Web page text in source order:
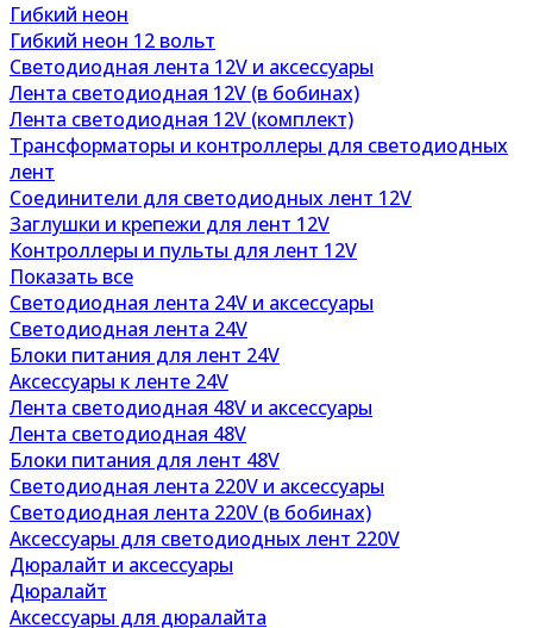
Гибкий неон
Гибкий неон 12 вольт
Светодиодная лента 12V и аксессуары
Лента светодиодная 12V (в бобинах)
Лента светодиодная 12V (комплект)
Трансформаторы и контроллеры для светодиодных
лент
Соединители для светодиодных лент 12V
Заглушки и крепежи для лент 12V
Контроллеры и пульты для лент 12V
Показать все
Светодиодная лента 24V и аксессуары
Светодиодная лента 24V
Блоки питания для лент 24V
Аксессуары к ленте 24V
Лента светодиодная 48V и аксессуары
Лента светодиодная 48V
Блоки питания для лент 48V
Светодиодная лента 220V и аксессуары
Светодиодная лента 220V (в бобинах)
Аксессуары для светодиодных лент 220V
Дюралайт и аксессуары
Дюралайт
Аксессуары для дюралайта